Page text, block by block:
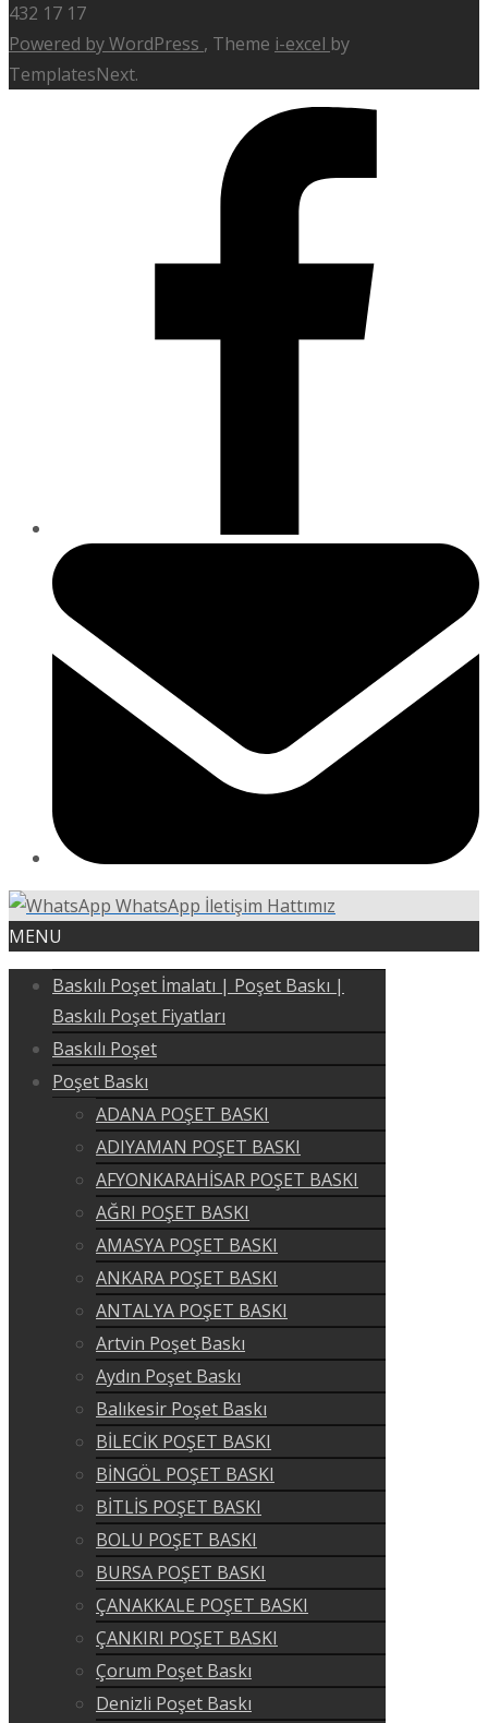
432 17 17
Powered by WordPress , Theme i-excel by
TemplatesNext.
WhatsApp İletişim Hattımız
MENU
Baskılı Poşet İmalatı | Poşet Baskı |
Baskılı Poşet Fiyatları
Baskılı Poşet
Poşet Baskı
ADANA POŞET BASKI
ADIYAMAN POŞET BASKI
AFYONKARAHİSAR POŞET BASKI
AĞRI POŞET BASKI
AMASYA POŞET BASKI
ANKARA POŞET BASKI
ANTALYA POŞET BASKI
Artvin Poşet Baskı
Aydın Poşet Baskı
Balıkesir Poşet Baskı
BİLECİK POŞET BASKI
BİNGÖL POŞET BASKI
BİTLİS POŞET BASKI
BOLU POŞET BASKI
BURSA POŞET BASKI
ÇANAKKALE POŞET BASKI
ÇANKIRI POŞET BASKI
Çorum Poşet Baskı
Denizli Poşet Baskı